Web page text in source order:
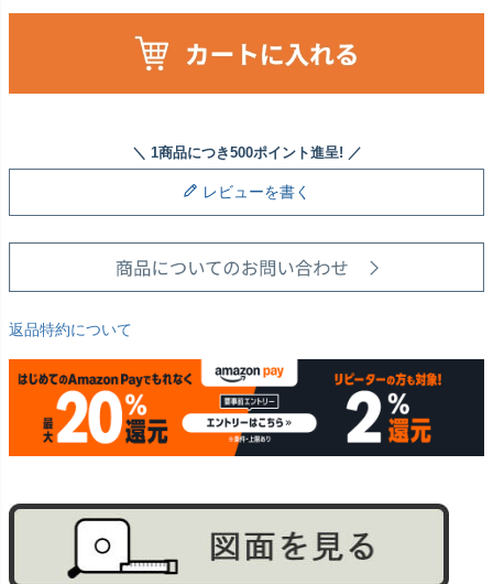
レビューを書く
返品特約について